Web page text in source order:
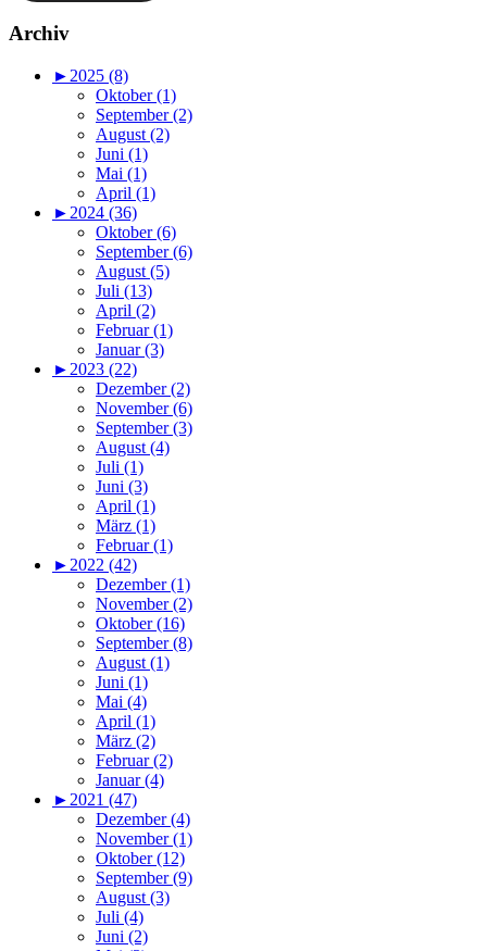
Archiv
► 2025 (8)
Oktober (1)
September (2)
August (2)
Juni (1)
Mai (1)
April (1)
► 2024 (36)
Oktober (6)
September (6)
August (5)
Juli (13)
April (2)
Februar (1)
Januar (3)
► 2023 (22)
Dezember (2)
November (6)
September (3)
August (4)
Juli (1)
Juni (3)
April (1)
März (1)
Februar (1)
► 2022 (42)
Dezember (1)
November (2)
Oktober (16)
September (8)
August (1)
Juni (1)
Mai (4)
April (1)
März (2)
Februar (2)
Januar (4)
► 2021 (47)
Dezember (4)
November (1)
Oktober (12)
September (9)
August (3)
Juli (4)
Juni (2)